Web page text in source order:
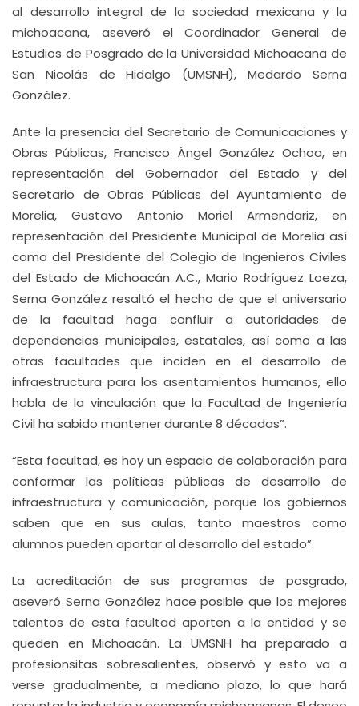
al desarrollo integral de la sociedad mexicana y la
michoacana, aseveró el Coordinador General de
Estudios de Posgrado de la Universidad Michoacana de
San Nicolás de Hidalgo (UMSNH), Medardo Serna
González.
Ante la presencia del Secretario de Comunicaciones y
Obras Públicas, Francisco Ángel González Ochoa, en
representación del Gobernador del Estado y del
Secretario de Obras Públicas del Ayuntamiento de
Morelia, Gustavo Antonio Moriel Armendariz, en
representación del Presidente Municipal de Morelia así
como del Presidente del Colegio de Ingenieros Civiles
del Estado de Michoacán A.C., Mario Rodríguez Loeza,
Serna González resaltó el hecho de que el aniversario
de la facultad haga confluir a autoridades de
dependencias municipales, estatales, así como a las
otras facultades que inciden en el desarrollo de
infraestructura para los asentamientos humanos, ello
habla de la vinculación que la Facultad de Ingeniería
Civil ha sabido mantener durante 8 décadas”.
“Esta facultad, es hoy un espacio de colaboración para
conformar las políticas públicas de desarrollo de
infraestructura y comunicación, porque los gobiernos
saben que en sus aulas, tanto maestros como
alumnos pueden aportar al desarrollo del estado”.
La acreditación de sus programas de posgrado,
aseveró Serna González hace posible que los mejores
talentos de esta facultad aporten a la entidad y se
queden en Michoacán. La UMSNH ha preparado a
profesionsitas sobresalientes, observó y esto va a
verse gradualmente, a mediano plazo, lo que hará